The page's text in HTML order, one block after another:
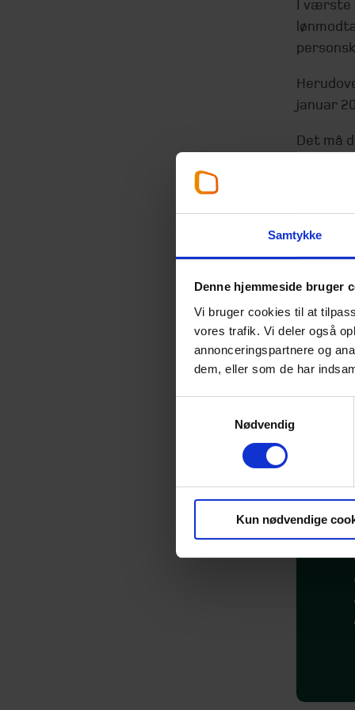
Samtykke
Denne hjemmeside bruger
Vi bruger cookies til at
vores trafik. Vi deler også
annonceringspartnere og
dem, eller som de har
Nødvendig
Kun nødvendige
I værste
januar
Det må